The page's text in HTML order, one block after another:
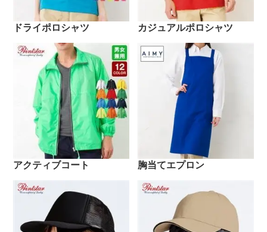
ドライポロシャツ カジュアルポロシャツ
アクティブコート 胸当てエプロン